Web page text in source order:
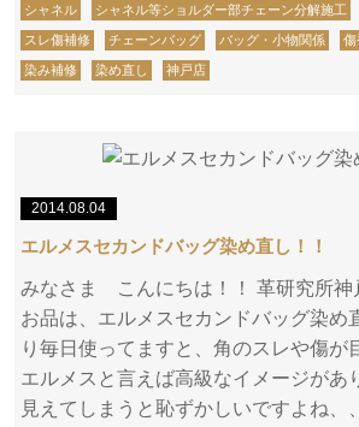
シャネル シャネル等ショルダー部チェーン分解施工
スレ傷補修 チェーンバッグ バッグ・小物関係 傷
染み補修 染め直し 神戸店
2014.08.04
エルメスセカンドバッグ染め直し！！
みなさま こんにちは！！ 革研究所
お品は、エルメスセカンドバッグ染め
り毎日使ってますと、角のスレや傷が
エルメスと言えば高級なイメージがあ
見えてしまうと恥ずかしいですよね、